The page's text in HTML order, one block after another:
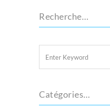
Recherche…
Catégories…